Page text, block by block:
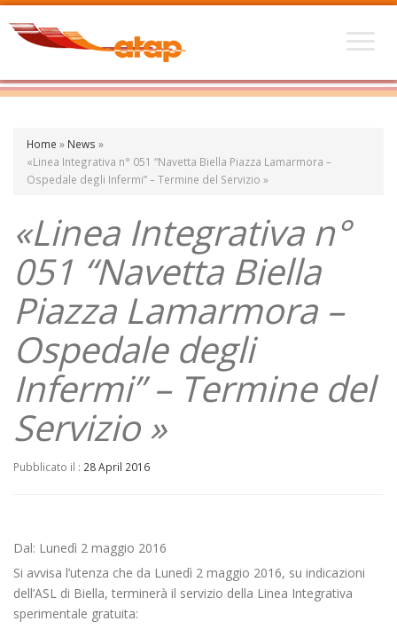
Home » News »
«Linea Integrativa n° 051 “Navetta Biella Piazza Lamarmora –
Ospedale degli Infermi” – Termine del Servizio »
«Linea Integrativa n°
051 “Navetta Biella
Piazza Lamarmora –
Ospedale degli
Infermi” – Termine del
Servizio »
Pubblicato il : 28 April 2016
Dal: Lunedì 2 maggio 2016
Si avvisa l’utenza che da Lunedì 2 maggio 2016, su indicazioni
dell’ASL di Biella, terminerà il servizio della Linea Integrativa
sperimentale gratuita: